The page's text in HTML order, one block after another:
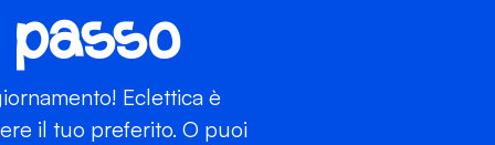
Eclettica è
il tuo preferito. O puoi